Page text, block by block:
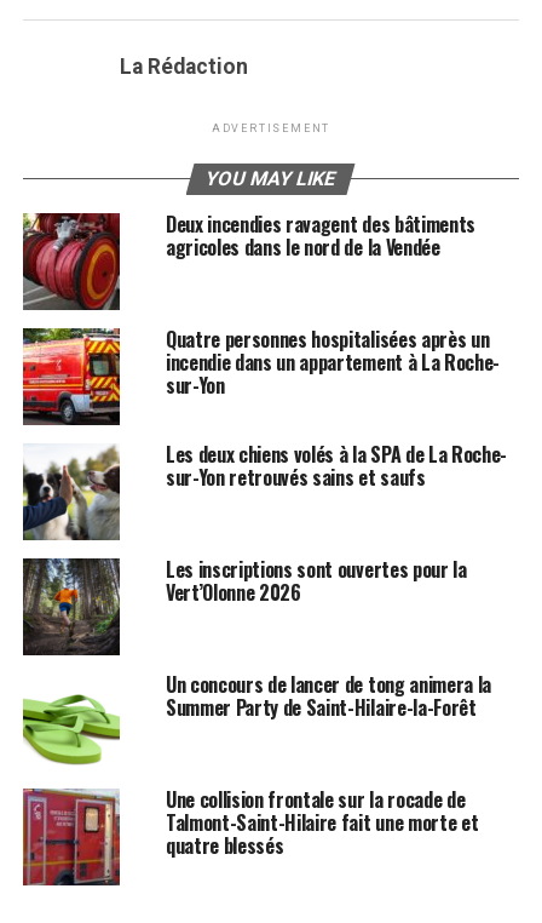
La Rédaction
ADVERTISEMENT
YOU MAY LIKE
Deux incendies ravagent des bâtiments
agricoles dans le nord de la Vendée
Quatre personnes hospitalisées après un
incendie dans un appartement à La Roche-
sur-Yon
Les deux chiens volés à la SPA de La Roche-
sur-Yon retrouvés sains et saufs
Les inscriptions sont ouvertes pour la
Vert’Olonne 2026
Un concours de lancer de tong animera la
Summer Party de Saint-Hilaire-la-Forêt
Une collision frontale sur la rocade de
Talmont-Saint-Hilaire fait une morte et
quatre blessés